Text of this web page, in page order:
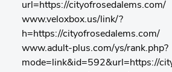
url=https://cityofrosedalems.com/
www.veloxbox.us/link/?
h=https://cityofrosedalems.com/
www.adult-plus.com/ys/rank.php?
mode=link&id=592&url=https://